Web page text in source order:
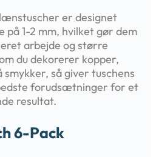
er designet
på 1-2 mm, hvilket gør dem
arbejde og større
du dekorerer kopper,
så giver tuschens
forudsætninger for et
resultat.
6-Pack